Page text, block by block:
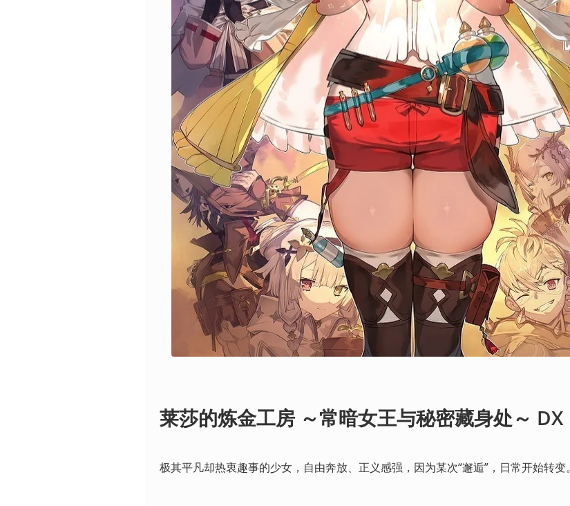
莱莎的炼金工房 ～常暗女王与秘密藏身处～ DX
极其平凡却热衷趣事的少女，自由奔放、正义感强，因为某次“邂逅”，日常开始转变。